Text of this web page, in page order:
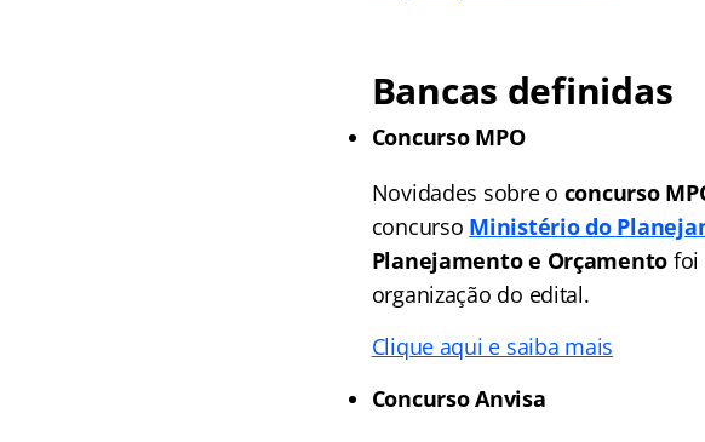
Bancas definidas
Concurso MPO
Novidades sobre o concurso
concurso Ministério do
Planejamento e Orçamento foi
organização do edital.
Clique aqui e saiba mais
Concurso Anvisa